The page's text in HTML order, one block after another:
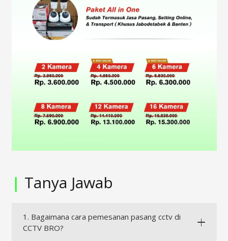
| Tanya Jawab
1. Bagaimana cara pemesanan pasang cctv di
CCTV BRO?